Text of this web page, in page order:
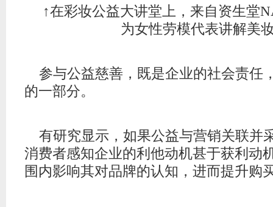
↑在彩妆公益大讲堂上，来自资生堂
为女性劳模代表讲解美
参与公益慈善，既是企业的社会责任
的一部分。
有研究显示，如果公益与营销关联并
消费者感知企业的利他动机甚于获利动
围内影响其对品牌的认知，进而提升购